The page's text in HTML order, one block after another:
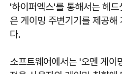
'하이퍼엑스'를 통해서는 헤
은 게이밍 주변기기를 제공해
다.
소프트웨어에서는 '오멘 게